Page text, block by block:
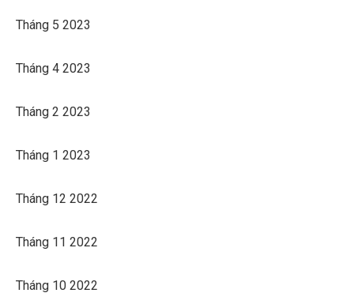
Tháng 5 2023
Tháng 4 2023
Tháng 2 2023
Tháng 1 2023
Tháng 12 2022
Tháng 11 2022
Tháng 10 2022